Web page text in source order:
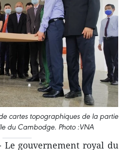
cartes topographiques de la partie
du Cambodge. Photo :VNA
Le gouvernement royal du